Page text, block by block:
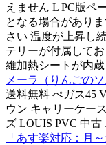
えません L PC版ペ
となる場合があり
さい 温度が上昇し
テリーが付属して
維加熱シートが内蔵
メーラ（りんごのソ
送料無料 ぺガス45
ウン キャリーケー
ズ LOUIS PVC 中古
「あす楽対応：月